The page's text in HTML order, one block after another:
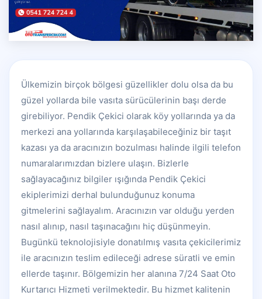
Ülkemizin birçok bölgesi güzellikler dolu olsa da bu
güzel yollarda bile vasıta sürücülerinin başı derde
girebiliyor. Pendik Çekici olarak köy yollarında ya da
merkezi ana yollarında karşılaşabileceğiniz bir taşıt
kazası ya da aracınızın bozulması halinde ilgili telefon
numaralarımızdan bizlere ulaşın. Bizlerle
sağlayacağınız bilgiler ışığında Pendik Çekici
ekiplerimizi derhal bulunduğunuz konuma
gitmelerini sağlayalım. Aracınızın var olduğu yerden
nasıl alınıp, nasıl taşınacağını hiç düşünmeyin.
Bugünkü teknolojisiyle donatılmış vasıta çekicilerimiz
ile aracınızın teslim edileceği adrese süratli ve emin
ellerde taşınır. Bölgemizin her alanına 7/24 Saat Oto
Kurtarıcı Hizmeti verilmektedir. Bu hizmet kalitenin